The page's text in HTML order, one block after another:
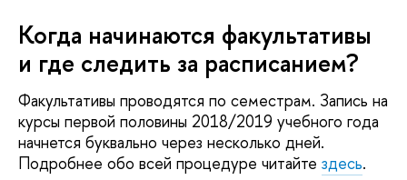
Когда начинаются факультативы
и где следить за расписанием?
Факультативы проводятся по семестрам. Запись на
курсы первой половины 2018/2019 учебного года
начнется буквально через несколько дней.
Подробнее обо всей процедуре читайте здесь.